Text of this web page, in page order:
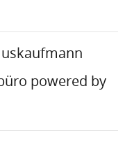
powered by